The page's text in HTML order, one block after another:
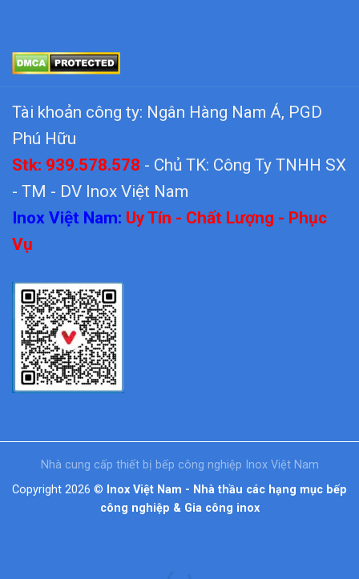
Tài khoản công ty: Ngân Hàng Nam Á, PGD
Phú Hữu
Stk: 939.578.578 - Chủ TK: Công Ty TNHH SX
- TM - DV Inox Việt Nam
Inox Việt Nam: Uy Tín - Chất Lượng - Phục
Vụ
Nhà cung cấp thiết bị bếp công nghiệp Inox Việt Nam
Copyright 2026 © Inox Việt Nam - Nhà thầu các hạng mục bếp
công nghiệp & Gia công inox